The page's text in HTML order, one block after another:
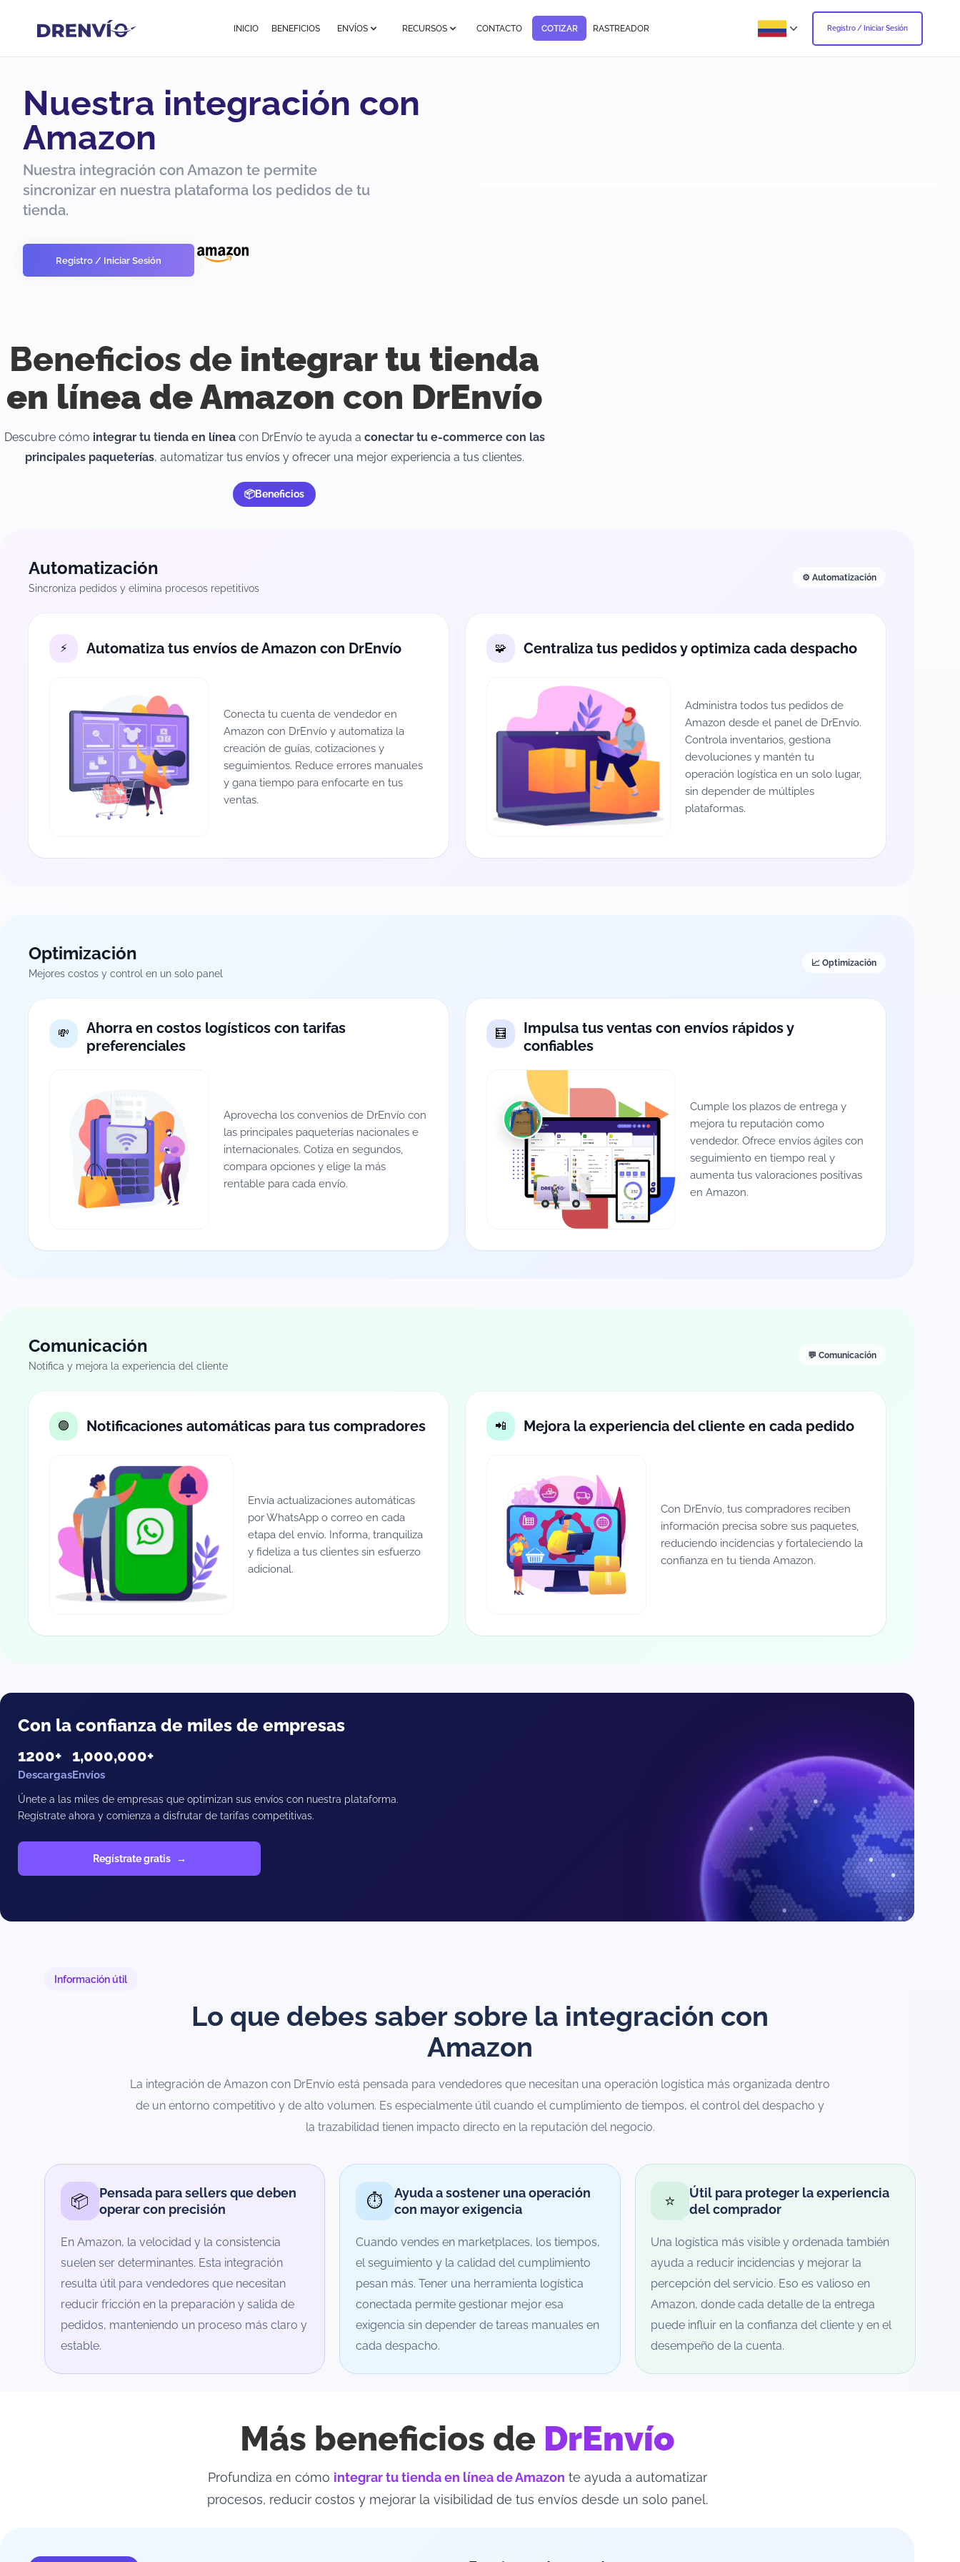
INICIO BENEFICIOS ENVÍOS RECURSOS CONTACTO COTIZAR RASTREADOR Registro / Iniciar Sesión
Nuestra integración con
Amazon
Nuestra integración con Amazon te permite
sincronizar en nuestra plataforma los pedidos de tu
tienda.
Registro / Iniciar Sesión
Beneficios de integrar tu tienda
en línea de Amazon con DrEnvío
Descubre cómo integrar tu tienda en líneacon DrEnvío te ayuda a conectar tu e-commerce con las
principales paqueterías, automatizar tus envíos y ofrecer una mejor experiencia a tus clientes.
Beneficios
Automatización
Sincroniza pedidos y elimina procesos repetitivos
⚙️ Automatización
Automatiza tus envíos de Amazon con DrEnvío
Conecta tu cuenta de vendedor en
Amazon con DrEnvío y automatiza la
creación de guías, cotizaciones y
seguimientos. Reduce errores manuales
y gana tiempo para enfocarte en tus
ventas.
Centraliza tus pedidos y optimiza cada despacho
Administra todos tus pedidos de
Amazon desde el panel de DrEnvío.
Controla inventarios, gestiona
devoluciones y mantén tu
operación logística en un solo lugar,
sin depender de múltiples
plataformas.
Optimización
Mejores costos y control en un solo panel
📈 Optimización
Ahorra en costos logísticos con tarifas
preferenciales
Aprovecha los convenios de DrEnvío con
las principales paqueterías nacionales e
internacionales. Cotiza en segundos,
compara opciones y elige la más
rentable para cada envío.
Impulsa tus ventas con envíos rápidos y
confiables
Cumple los plazos de entrega y
mejora tu reputación como
vendedor. Ofrece envíos ágiles con
seguimiento en tiempo real y
aumenta tus valoraciones positivas
en Amazon.
Comunicación
Notifica y mejora la experiencia del cliente
💬 Comunicación
Notificaciones automáticas para tus compradores
Envía actualizaciones automáticas
por WhatsApp o correo en cada
etapa del envío. Informa, tranquiliza
y fideliza a tus clientes sin esfuerzo
adicional.
Mejora la experiencia del cliente en cada pedido
Con DrEnvío, tus compradores reciben
información precisa sobre sus paquetes,
reduciendo incidencias y fortaleciendo la
confianza en tu tienda Amazon.
Con la confianza de miles de empresas
1200+
Descargas
1,000,000+
Envíos
Únete a las miles de empresas que optimizan sus envíos con nuestra plataforma.
Regístrate ahora y comienza a disfrutar de tarifas competitivas.
Regístrate gratis
Información útil
Lo que debes saber sobre la integración con
Amazon
La integración de Amazon con DrEnvío está pensada para vendedores que necesitan una operación logística más organizada dentro
de un entorno competitivo y de alto volumen. Es especialmente útil cuando el cumplimiento de tiempos, el control del despacho y
la trazabilidad tienen impacto directo en la reputación del negocio.
📦
Pensada para sellers que deben
operar con precisión
En Amazon, la velocidad y la consistencia
suelen ser determinantes. Esta integración
resulta útil para vendedores que necesitan
reducir fricción en la preparación y salida de
pedidos, manteniendo un proceso más claro y
estable.
⏱️
Ayuda a sostener una operación
con mayor exigencia
Cuando vendes en marketplaces, los tiempos,
el seguimiento y la calidad del cumplimiento
pesan más. Tener una herramienta logística
conectada permite gestionar mejor esa
exigencia sin depender de tareas manuales en
cada despacho.
⭐
Útil para proteger la experiencia
del comprador
Una logística más visible y ordenada también
ayuda a reducir incidencias y mejorar la
percepción del servicio. Eso es valioso en
Amazon, donde cada detalle de la entrega
puede influir en la confianza del cliente y en el
desempeño de la cuenta.
Más beneficios de DrEnvío
Profundiza en cómo integrar tu tienda en línea de Amazon te ayuda a automatizar
procesos, reducir costos y mejorar la visibilidad de tus envíos desde un solo panel.